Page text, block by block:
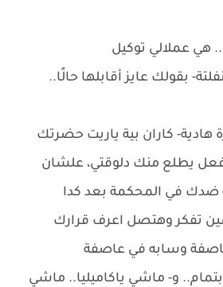
هي عملالي توكيل
بقولك عايز أقابلها حالًا..
هادية- كاران بية ياريت حضرتك
يطلع منك دلوقتي، علشان
في المحكمة بعد كدا
تفكر وهتصل اعرف قرارك
وسابه في عاصفة
بتمام.. و- ماشي ياكاميليا.. ماشي